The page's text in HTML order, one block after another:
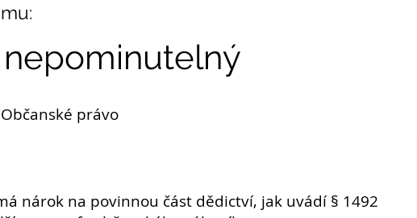
Občanské právo
nárok na povinnou část dědictví, jak uvádí § 1492